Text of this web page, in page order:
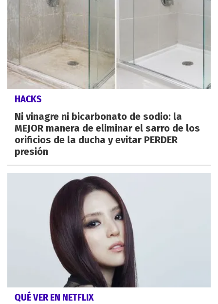
HACKS
Ni vinagre ni bicarbonato de sodio: la
MEJOR manera de eliminar el sarro de los
orificios de la ducha y evitar PERDER
presión
QUÉ VER EN NETFLIX